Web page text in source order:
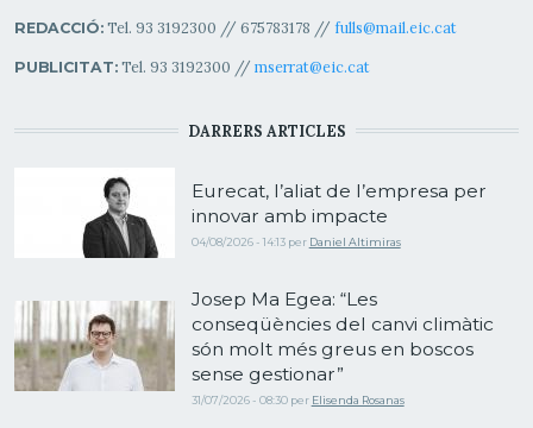
REDACCIÓ:Tel. 93 3192300 // 675783178 // fulls@mail.eic.cat
PUBLICITAT:Tel. 93 3192300 // mserrat@eic.cat
DARRERS ARTICLES
Eurecat, l’aliat de l’empresa per
innovar amb impacte
04/08/2026 - 14:13 per Daniel Altimiras
Josep Ma Egea: “Les
conseqüències del canvi climàtic
són molt més greus en boscos
sense gestionar”
31/07/2026 - 08:30 per Elisenda Rosanas